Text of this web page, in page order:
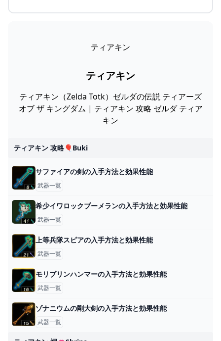
ティアキン
ティアキン
ティアキン（Zelda Totk）ゼルダの伝説 ティアーズ
オブ ザ キングダム | ティアキン 攻略 ゼルダ ティア
キン
ティアキン 攻略🎈buki
サファイアの剣の入手方法と効果性能
武器一覧
希少イワロックブーメランの入手方法と効果性能
武器一覧
上等兵隊スピアの入手方法と効果性能
武器一覧
モリブリンハンマーの入手方法と効果性能
武器一覧
ゾナニウムの剛大剣の入手方法と効果性能
武器一覧